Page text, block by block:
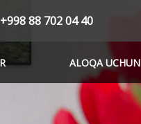
+998 88 702 04 40
ALOQA UCHUN